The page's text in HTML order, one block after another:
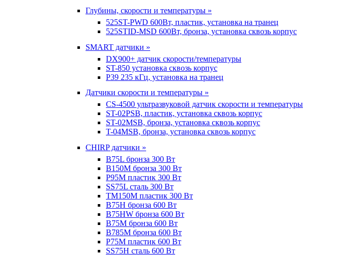
Глубины, скорости и температуры »
525ST-PWD 600Вт, пластик, установка на транец
525STID-MSD 600Вт, бронза, установка сквозь корпус
SMART датчики »
DX900+ датчик скорости/температуры
ST-850 установка сквозь корпус
P39 235 кГц, установка на транец
Датчики скорости и температуры »
CS-4500 ультразвуковой датчик скорости и температуры
ST-02PSB, пластик, установка сквозь корпус
ST-02MSB, бронза, установка сквозь корпус
T-04MSB, бронза, установка сквозь корпус
CHIRP датчики »
B75L бронза 300 Вт
B150M бронза 300 Вт
P95M пластик 300 Вт
SS75L сталь 300 Вт
TM150M пластик 300 Вт
B75H бронза 600 Вт
B75HW бронза 600 Вт
B75M бронза 600 Вт
B785M бронза 600 Вт
P75M пластик 600 Вт
SS75H сталь 600 Вт